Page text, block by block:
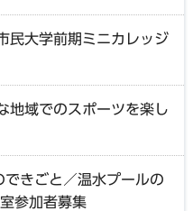
民大学前期ミニカレッジ
地域でのスポーツを楽し
できごと／温水プールの
参加者募集